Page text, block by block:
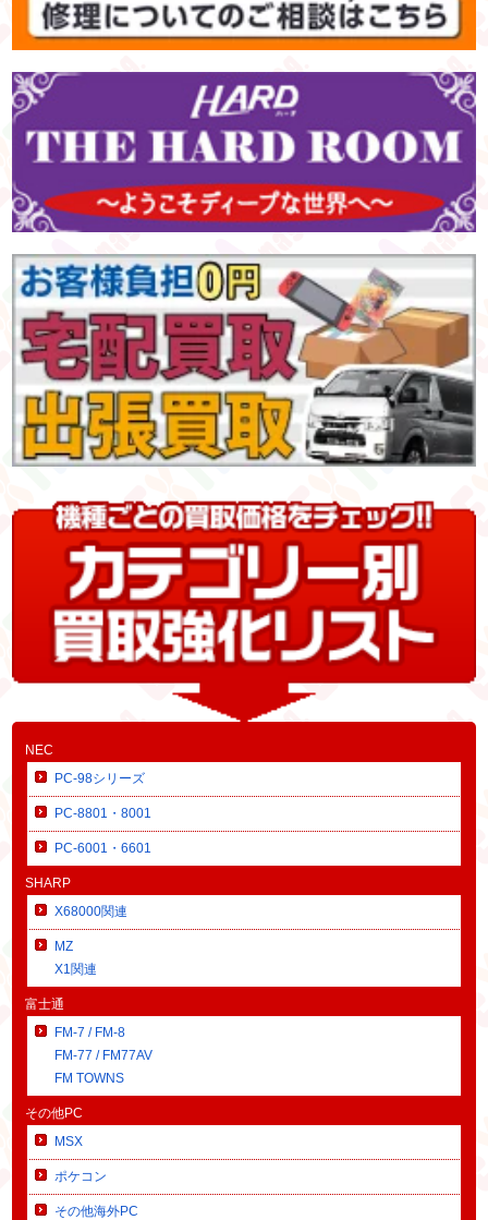
NEC
PC-98シリーズ
PC-8801・8001
PC-6001・6601
SHARP
X68000関連
MZ
X1関連
富士通
FM-7 / FM-8
FM-77 / FM77AV
FM TOWNS
その他PC
MSX
ポケコン
その他海外PC